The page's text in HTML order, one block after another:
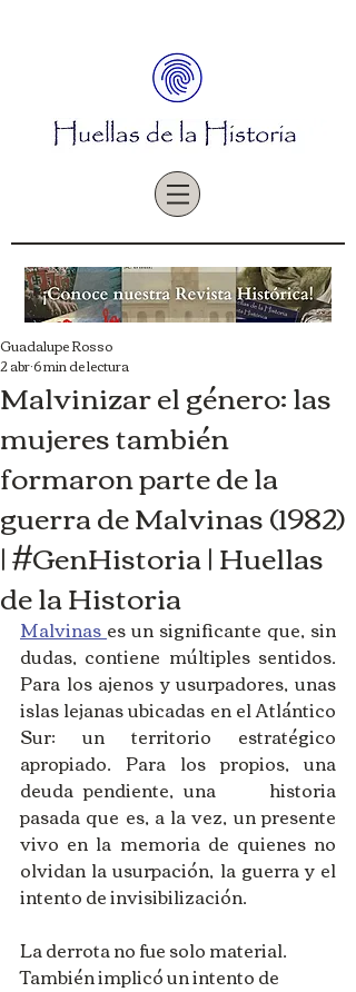
Malvinizar el género: las
mujeres también
formaron parte de la
guerra de Malvinas (1982)
| #GenHistoria | Huellas
de la Historia
Guadalupe Rosso
2 abr6 min de lectura
Malvinas es un significante que, sin
dudas, contiene múltiples sentidos.
Para los ajenos y usurpadores, unas
islas lejanas ubicadas en el Atlántico
Sur: un territorio estratégico
apropiado. Para los propios, una
deuda pendiente, una 	historia
pasada que es, a la vez, un presente
vivo en la memoria de quienes no
olvidan la usurpación, la guerra y el
intento de invisibilización.
La derrota no fue solo material.
También implicó un intento de